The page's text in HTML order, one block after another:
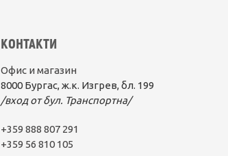
КОНТАКТИ
Офис и магазин
8000 Бургас, ж.к. Изгрев, бл. 199
/вход от бул. Транспортна/
+359 888 807 291
+359 56 810 105